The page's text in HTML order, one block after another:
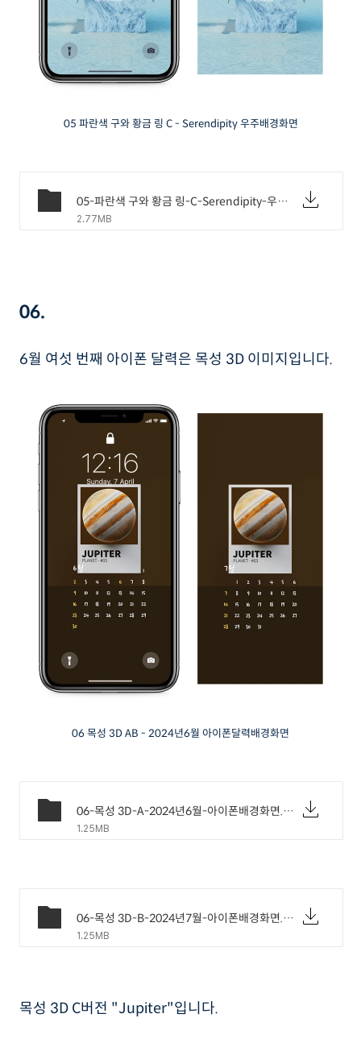
05 파란색 구와 황금 링 C - Serendipity 우주배경화면
05-파란색 구와 황금 링-C-Serendipity-우주배경화면.png
2.77MB
06.
6월 여섯 번째 아이폰 달력은 목성 3D 이미지입니다.
06 목성 3D AB - 2024년6월 아이폰달력배경화면
06-목성 3D-A-2024년6월-아이폰배경화면.png
1.25MB
06-목성 3D-B-2024년7월-아이폰배경화면.png
1.25MB
목성 3D C버전 "Jupiter"입니다.